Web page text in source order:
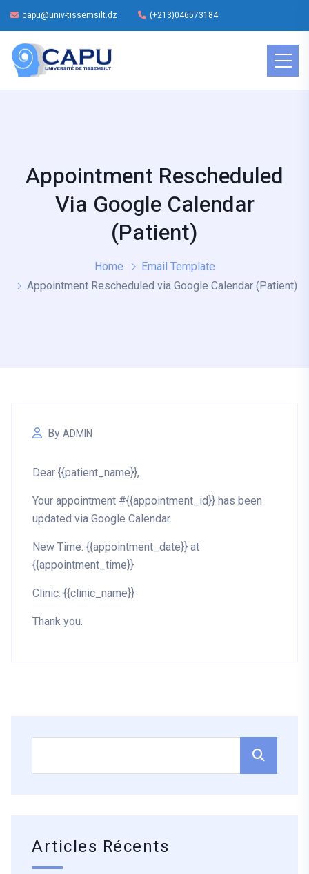
capu@univ-tissemsilt.dz (+213)046573184
Appointment Rescheduled
Via Google Calendar
(Patient)
Home
Email Template
Appointment Rescheduled via Google Calendar (Patient)
By ADMIN
Dear {{patient_name}},
Your appointment #{{appointment_id}} has been
updated via Google Calendar.
New Time: {{appointment_date}} at
{{appointment_time}}
Clinic: {{clinic_name}}
Thank you.
Articles Récents